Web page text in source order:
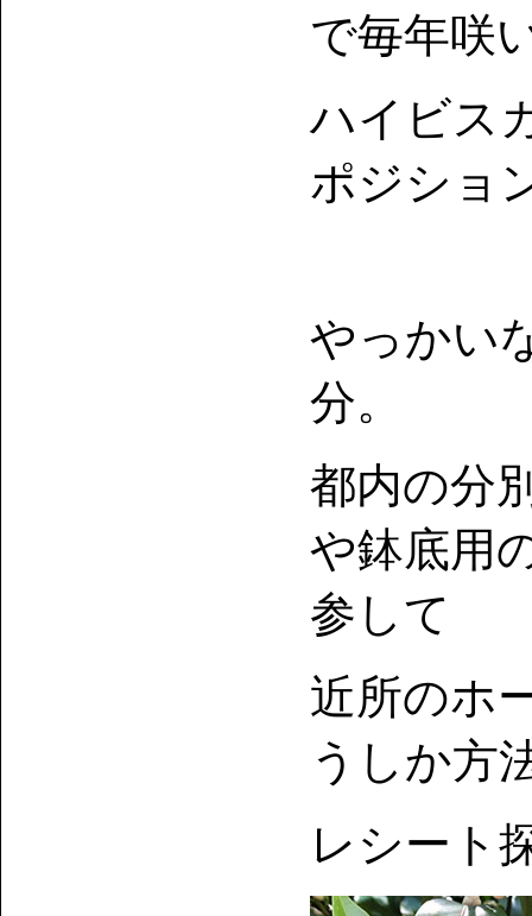
で毎年咲
ハイビス
ポジショ
やっかい
分。
都内の分
や鉢底用
参して
近所のホ
うしか方
レシート